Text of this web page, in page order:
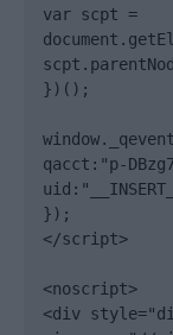
var scpt =
})();
qacct:"p-
});
</script>
<noscript>
<div